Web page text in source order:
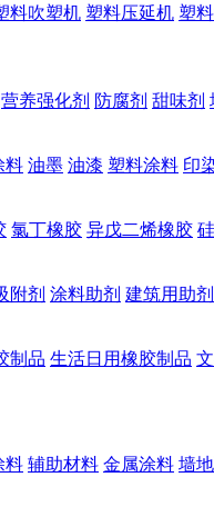
料吹塑机 塑料压延机 塑
营养强化剂 防腐剂 甜味剂
料 油墨 油漆 塑料涂料 印
氯丁橡胶 异戊二烯橡胶
附剂 涂料助剂 建筑用助剂
制品 生活日用橡胶制品
料 辅助材料 金属涂料 墙